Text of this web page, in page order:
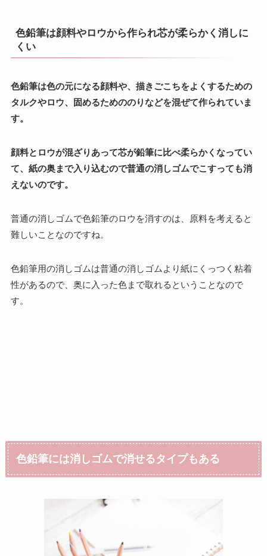
色鉛筆は顔料やロウから作られ芯が柔らかく消しに
くい
色鉛筆は色の元になる顔料や、描きごこちをよくするための
タルクやロウ、固めるためののりなどを混ぜて作られていま
す。
顔料とロウが混ざりあって芯が鉛筆に比べ柔らかくなってい
て、紙の奥まで入り込むので普通の消しゴムでこすっても消
えないのです。
普通の消しゴムで色鉛筆のロウを消すのは、原料を考えると
難しいことなのですね。
色鉛筆用の消しゴムは普通の消しゴムより紙にくっつく粘着
性があるので、奥に入った色まで取れるということなので
す。
色鉛筆には消しゴムで消せるタイプもある